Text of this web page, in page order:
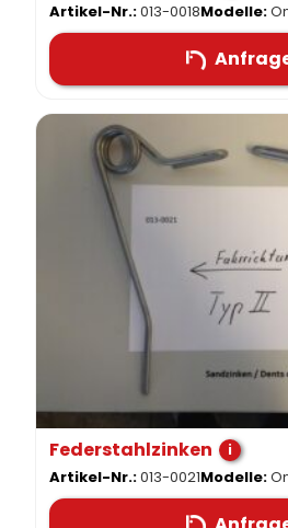
Artikel-Nr.:013-0018Modelle:
Federstahlzinken i
Artikel-Nr.:013-0021Modelle: